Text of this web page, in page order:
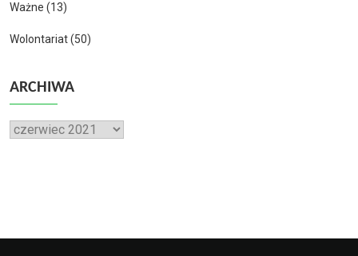
Ważne (13)
Wolontariat(50)
ARCHIWA
Archiwa